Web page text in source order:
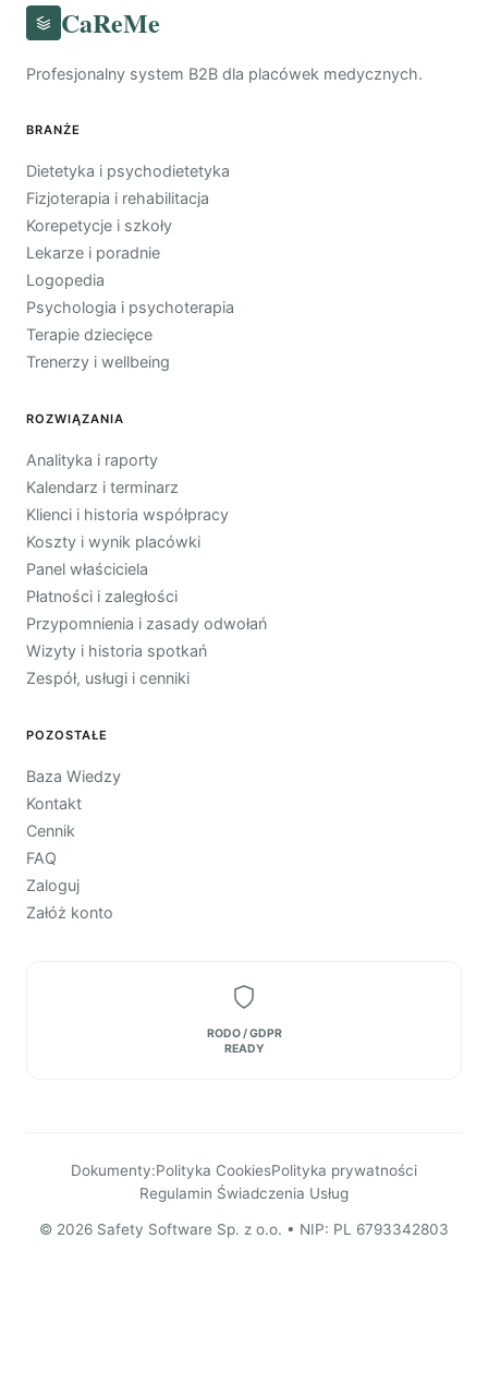
CaReMe
Profesjonalny system B2B dla placówek medycznych.
BRANŻE
Dietetyka i psychodietetyka
Fizjoterapia i rehabilitacja
Korepetycje i szkoły
Lekarze i poradnie
Logopedia
Psychologia i psychoterapia
Terapie dziecięce
Trenerzy i wellbeing
ROZWIĄZANIA
Analityka i raporty
Kalendarz i terminarz
Klienci i historia współpracy
Koszty i wynik placówki
Panel właściciela
Płatności i zaległości
Przypomnienia i zasady odwołań
Wizyty i historia spotkań
Zespół, usługi i cenniki
POZOSTAŁE
Baza Wiedzy
Kontakt
Cennik
FAQ
Zaloguj
Załóż konto
RODO / GDPR
READY
Dokumenty:Polityka CookiesPolityka prywatności
Regulamin Świadczenia Usług
© 2026 Safety Software Sp. z o.o. • NIP: PL 6793342803